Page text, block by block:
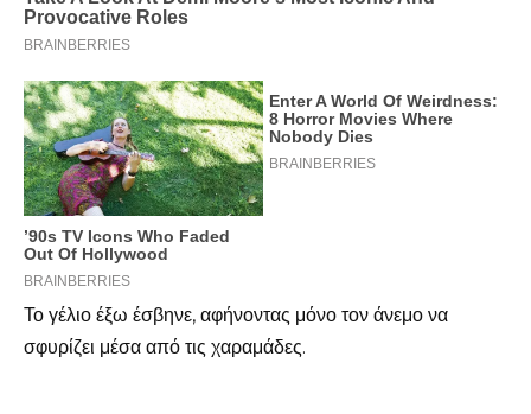
Το γέλιο έξω έσβηνε, αφήνοντας μόνο τον άνεμο να
σφυρίζει μέσα από τις χαραμάδες.